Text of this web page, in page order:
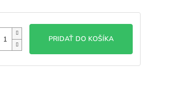
PRIDAŤ DO KOŠÍKA